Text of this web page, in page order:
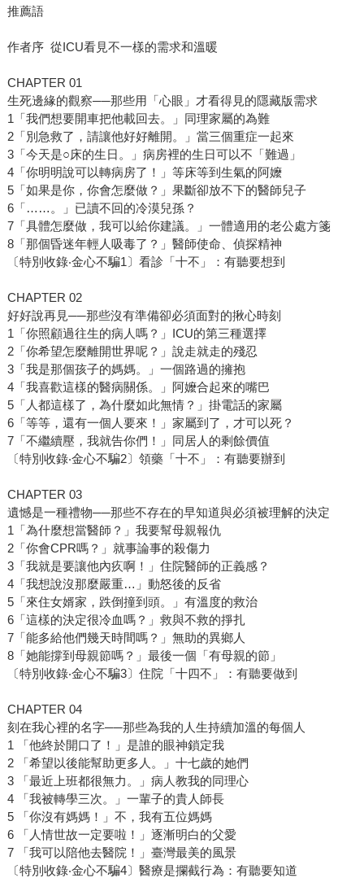
推薦語
作者序 從ICU看見不一樣的需求和溫暖
CHAPTER 01
生死邊緣的觀察──那些用「心眼」才看得見的隱藏版需求
1「我們想要開車把他載回去。」同理家屬的為難
2「別急救了，請讓他好好離開。」當三個重症一起來
3「今天是○床的生日。」病房裡的生日可以不「難過」
4「你明明說可以轉病房了！」等床等到生氣的阿嬤
5「如果是你，你會怎麼做？」果斷卻放不下的醫師兒子
6「……。」已讀不回的冷漠兒孫？
7「具體怎麼做，我可以給你建議。」一體適用的老公處方箋
8「那個昏迷年輕人吸毒了？」醫師使命、偵探精神
〔特別收錄‧金心不騙1〕看診「十不」：有聽要想到
CHAPTER 02
好好說再見──那些沒有準備卻必須面對的揪心時刻
1「你照顧過往生的病人嗎？」ICU的第三種選擇
2「你希望怎麼離開世界呢？」說走就走的殘忍
3「我是那個孩子的媽媽。」一個路過的擁抱
4「我喜歡這樣的醫病關係。」阿嬤合起來的嘴巴
5「人都這樣了，為什麼如此無情？」掛電話的家屬
6「等等，還有一個人要來！」家屬到了，才可以死？
7「不繼續壓，我就告你們！」同居人的剩餘價值
〔特別收錄‧金心不騙2〕領藥「十不」：有聽要辦到
CHAPTER 03
遺憾是一種禮物──那些不存在的早知道與必須被理解的決定
1「為什麼想當醫師？」我要幫母親報仇
2「你會CPR嗎？」就事論事的殺傷力
3「我就是要讓他內疚啊！」住院醫師的正義感？
4「我想說沒那麼嚴重…」動怒後的反省
5「來住女婿家，跌倒撞到頭。」有溫度的救治
6「這樣的決定很冷血嗎？」救與不救的掙扎
7「能多給他們幾天時間嗎？」無助的異鄉人
8「她能撐到母親節嗎？」最後一個「有母親的節」
〔特別收錄‧金心不騙3〕住院「十四不」：有聽要做到
CHAPTER 04
刻在我心裡的名字──那些為我的人生持續加溫的每個人
1 「他終於開口了！」是誰的眼神鎖定我
2 「希望以後能幫助更多人。」十七歲的她們
3 「最近上班都很無力。」病人教我的同理心
4 「我被轉學三次。」一輩子的貴人師長
5 「你沒有媽媽！」不，我有五位媽媽
6 「人情世故一定要啦！」逐漸明白的父愛
7 「我可以陪他去醫院！」臺灣最美的風景
〔特別收錄‧金心不騙4〕醫療是攔截行為：有聽要知道